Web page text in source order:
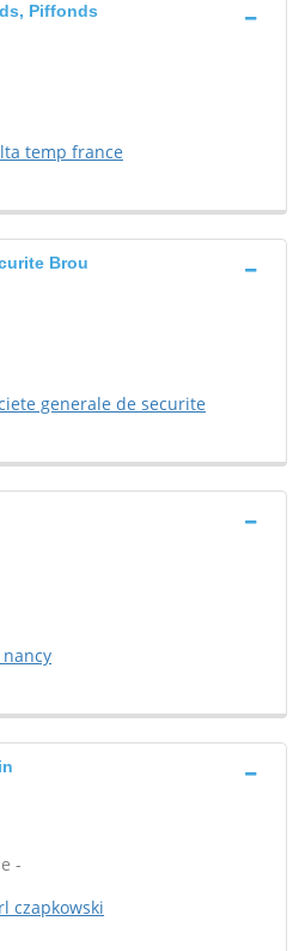
Piffonds
temp france
Brou
generale de securite
nancy
-
czapkowski